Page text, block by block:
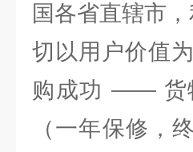
国各省直辖市
切以用户价值
购成功 ——
（一年保修，